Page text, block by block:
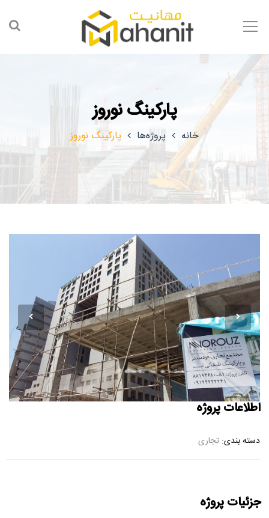
پارکینگ نوروز
خانه پروژه‌ها پارکینگ نوروز
اطلاعات پروژه
دسته بندی: تجاری
جزئیات پروژه